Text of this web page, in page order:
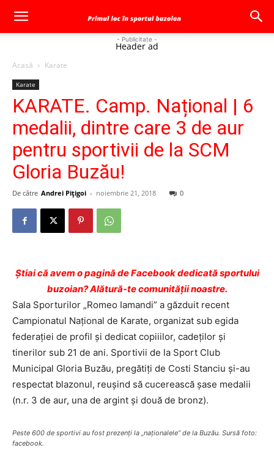
- Publicitate -
Header ad
Acasă Karate
Karate
KARATE. Camp. Național | 6
medalii, dintre care 3 de aur
pentru sportivii de la SCM
Gloria Buzău!
De către Andrei Pițigoi - noiembrie 21, 2018 0
Ştiai că avem o pagină de Facebook dedicată sportului
buzoian? Alătură-te comunității noastre.
Sala Sporturilor „Romeo Iamandi” a găzduit recent
Campionatul Național de Karate, organizat sub egida
federației de profil și dedicat copiiilor, cadeților și
tinerilor sub 21 de ani. Sportivii de la Sport Club
Municipal Gloria Buzău, pregătiți de Costi Stanciu și-au
respectat blazonul, reușind să cucerească șase medalii
(n.r. 3 de aur, una de argint și două de bronz).
Peste 600 de sportivi au fost prezenți la „naționalele” de la Buzău. Sursă foto:
facebook.